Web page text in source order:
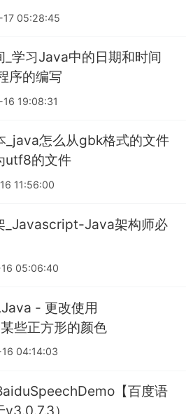
05:28:45
学习Java中的日期和时间
序的编写
19:08:31
_java怎么从gbk格式的文件
utf8的文件
11:56:00
Java架构师必
05:06:40
- 更改使用
些正方形的颜色
04:14:03
【百度语
）